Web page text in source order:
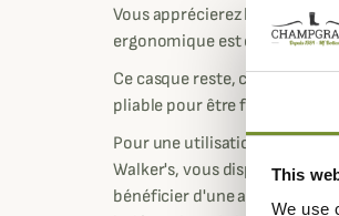
This
We use
Vous apprécierez le confort
ergonomique est
Ce casque reste, comme
pliable pour être facilement
Pour une utilisation plus
Walker's, vous disposez de
bénéficier d'une amplification